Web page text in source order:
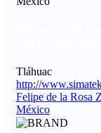
Tláhuac
http://
Felipe de la Rosa
México